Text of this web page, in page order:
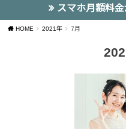
スマホ月額料
HOME 2021年 7月